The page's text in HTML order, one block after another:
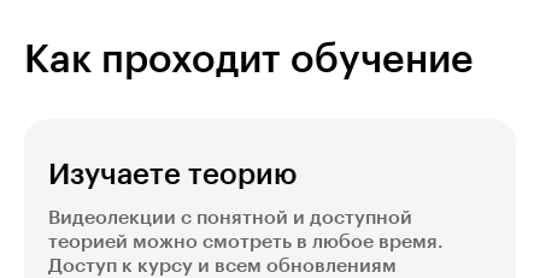
Как проходит обучение
Изучаете теорию
Видеолекции с понятной и доступной
теорией можно смотреть в любое время.
Доступ к курсу и всем обновлениям